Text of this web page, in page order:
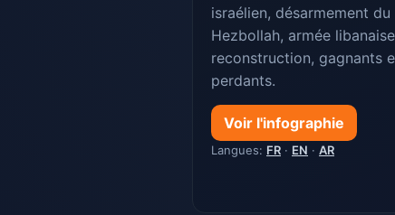
israélien, désarmement du
Hezbollah, armée
reconstruction, gagnants
perdants.
Voir l'infographie
Langues: FR · EN · AR